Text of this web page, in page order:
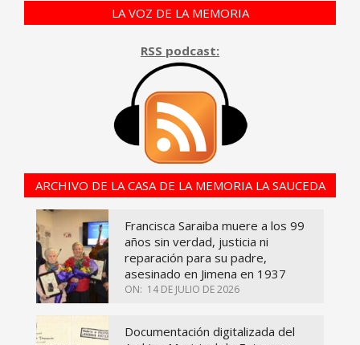
LA VOZ DE LA MEMORIA
RSS podcast:
ARCHIVO DE LA CASA DE LA MEMORIA LA SAUCEDA
Francisca Saraiba muere a los 99
años sin verdad, justicia ni
reparación para su padre,
asesinado en Jimena en 1937
ON: 14 DE JULIO DE 2026
Documentación digitalizada del